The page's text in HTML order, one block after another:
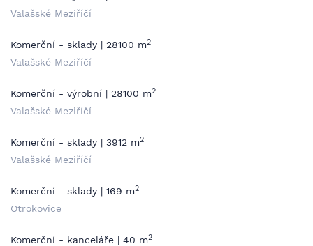
Valašské Meziříčí
Komerční - sklady | 28100 m2
Valašské Meziříčí
Komerční - výrobní | 28100 m2
Valašské Meziříčí
Komerční - sklady | 3912 m2
Valašské Meziříčí
Komerční - sklady | 169 m2
Otrokovice
Komerční - kanceláře | 40 m2